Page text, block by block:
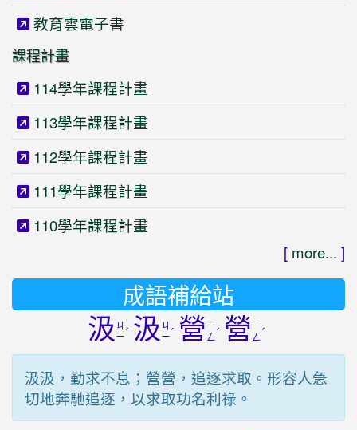
教育雲電子書
課程計畫
114學年課程計畫
113學年課程計畫
112學年課程計畫
111學年課程計畫
110學年課程計畫
[ more... ]
成語補給站
汲 ㄐ
ㄧˊ 汲 ㄐ
ㄧˊ 營 ㄧ
ㄥˊ 營 ㄧ
ㄥˊ
汲汲，勤求不息；營營，追逐求取。形容人急
切地奔馳追逐，以求取功名利祿。